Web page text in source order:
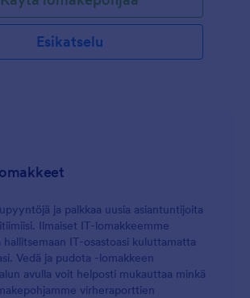
Esikatselu
ja palkkaa uusia asiantuntijoita
Ilmaiset IT-lomakkeemme
hallitsemaan IT-osastoasi kuluttamatta
Vedä ja pudota -lomakkeen
avulla voit helposti mukauttaa minkä
virheraporttien